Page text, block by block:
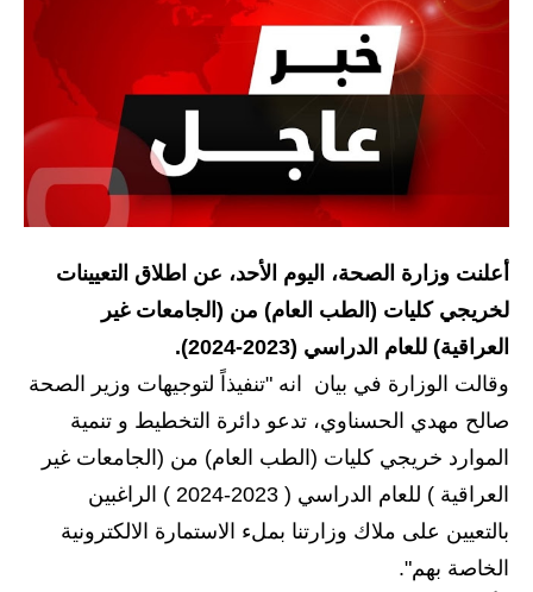
القروض والسلف
المنح المالية
اخبار العراق
الاخبار السياسية
الاخبار الامنية
الاخبار الاقتصادية
الاخبار الرياضية
المدارس
اخبار وقرارات وزارة التربية
أعلنت وزارة الصحة، اليوم الأحد، عن اطلاق التعيينات
لخريجي كليات (الطب العام) من (الجامعات غير
العراقية) للعام الدراسي (2023-2024).
وقالت الوزارة في بيان انه "تنفيذاً لتوجيهات وزير الصحة
صالح مهدي الحسناوي، تدعو دائرة التخطيط و تنمية
الموارد خريجي كليات (الطب العام) من (الجامعات غير
العراقية ) للعام الدراسي ( 2023-2024 ) الراغبين
بالتعيين على ملاك وزارتنا بملء الاستمارة الالكترونية
الخاصة بهم".